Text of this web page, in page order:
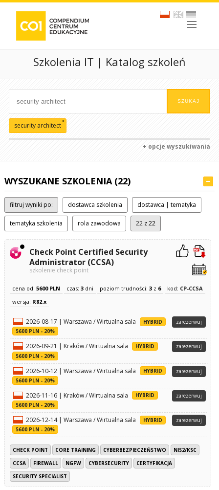
Szkolenia IT | Katalog szkoleń
security architect
x
+ opcje wyszukiwania
WYSZUKANE SZKOLENIA (22)
filtruj wyniki po: dostawca szkolenia dostawca | tematyka
tematyka szkolenia rola zawodowa 22z 22
Check Point Certified Security
Administrator (CCSA)
szkolenie check point
cena od: 5600 PLN czas: 3dni poziom trudności: 3z 6 kod: CP-CCSA
wersja: R82.x
2026-08-17 | Warszawa / Wirtualna sala
HYBRID
5600 PLN - 20%
zarezerwuj
2026-09-21 | Kraków / Wirtualna sala
HYBRID
5600 PLN - 20%
zarezerwuj
2026-10-12 | Warszawa / Wirtualna sala
HYBRID
5600 PLN - 20%
zarezerwuj
2026-11-16 | Kraków / Wirtualna sala
HYBRID
5600 PLN - 20%
zarezerwuj
2026-12-14 | Warszawa / Wirtualna sala
HYBRID
5600 PLN - 20%
zarezerwuj
CHECK POINT CORE TRAINING CYBERBEZPIECZEŃSTWO
NIS2/KSC
CCSA
FIREWALL NGFW CYBERSECURITY
CERTYFIKACJA
SECURITY SPECIALIST